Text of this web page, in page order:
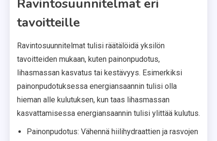
Ravintosuunnitelmat eri
tavoitteille
Ravintosuunnitelmat tulisi räätälöidä yksilön
tavoitteiden mukaan, kuten painonpudotus,
lihasmassan kasvatus tai kestävyys. Esimerkiksi
painonpudotuksessa energiansaannin tulisi olla
hieman alle kulutuksen, kun taas lihasmassan
kasvattamisessa energiansaannin tulisi ylittää kulutus.
Painonpudotus: Vähennä hiilihydraattien ja rasvojen